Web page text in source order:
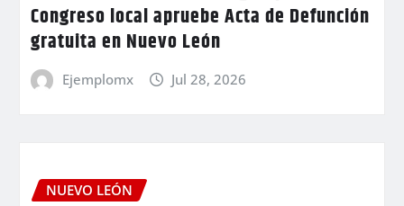
Congreso local apruebe Acta de Defunción
gratuita en Nuevo León
Ejemplomx Jul 28, 2026
NUEVO LEÓN